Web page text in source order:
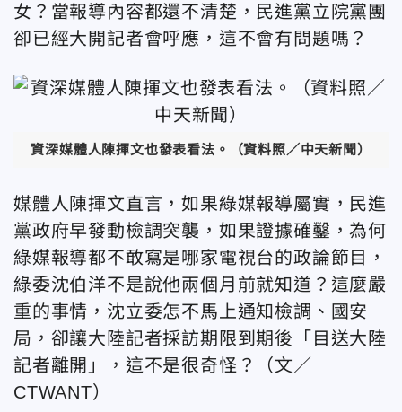
女？當報導內容都還不清楚，民進黨立院黨團
卻已經大開記者會呼應，這不會有問題嗎？
資深媒體人陳揮文也發表看法。（資料照／中天新聞）
媒體人陳揮文直言，如果綠媒報導屬實，民進
黨政府早發動檢調突襲，如果證據確鑿，為何
綠媒報導都不敢寫是哪家電視台的政論節目，
綠委沈伯洋不是說他兩個月前就知道？這麼嚴
重的事情，沈立委怎不馬上通知檢調、國安
局，卻讓大陸記者採訪期限到期後「目送大陸
記者離開」，這不是很奇怪？（文／
CTWANT）